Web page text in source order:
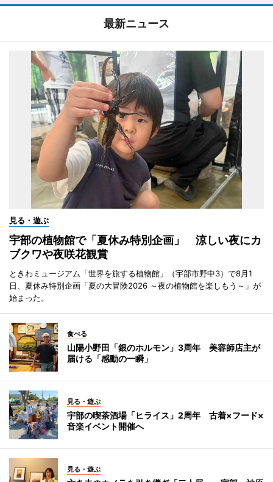
最新ニュース
見る・遊ぶ
宇部の植物館で「夏休み特別企画」 涼しい夜にカ
ブクワや夜咲花観賞
ときわミュージアム「世界を旅する植物館」（宇部市野中3）で8月1
日、夏休み特別企画「夏の大冒険2026 ～夜の植物館を楽しもう～」が
始まった。
食べる
山陽小野田「銀のホルモン」3周年 美容師店主が
届ける「感動の一瞬」
見る・遊ぶ
宇部の喫茶酒場「ヒライス」2周年 古着×フード×
音楽イベント開催へ
見る・遊ぶ